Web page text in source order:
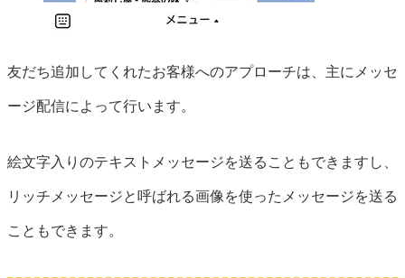
友だち追加してくれたお客様へのアプローチは、主にメッセ
ージ配信によって行います。
絵文字入りのテキストメッセージを送ることもできますし、
リッチメッセージと呼ばれる画像を使ったメッセージを送る
こともできます。